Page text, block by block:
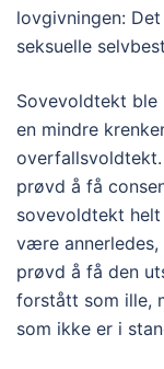
lovgivningen:
seksuelle
Sovevoldtekt
en mindre
prøvd å få
sovevoldtekt
være annerledes,
prøvd å få den
forstått som ille,
som ikke er i